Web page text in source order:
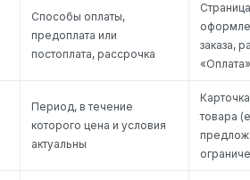
Способы оплаты,
предоплата или
постоплата, рассрочка
Страница
заказа,
«Оплата»
Период, в течение
которого цена и условия
актуальны
Карточка
товара